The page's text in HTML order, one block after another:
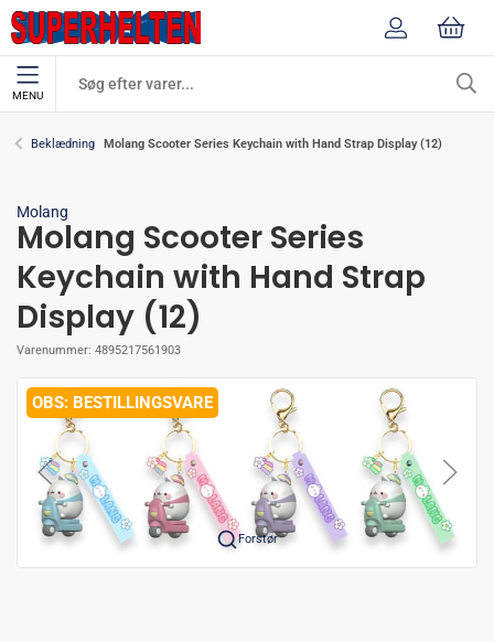
MENU
Beklædning Molang Scooter Series Keychain with Hand Strap Display (12)
Molang
Molang Scooter Series
Keychain with Hand Strap
Display (12)
Varenummer: 4895217561903
BESTILLINGSVARE
Forstør